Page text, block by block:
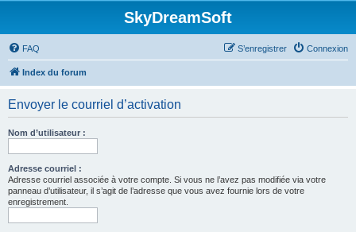
SkyDreamSoft
FAQ Connexion
S’enregistrer
Index du forum
Envoyer le courriel d’activation
Nom d’utilisateur :
Adresse courriel :
Adresse courriel associée à votre compte. Si vous ne l’avez pas modifiée via votre
panneau d’utilisateur, il s’agit de l’adresse que vous avez fournie lors de votre
enregistrement.